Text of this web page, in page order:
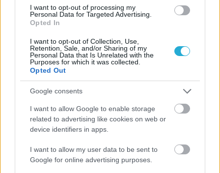
I want to opt-out of processing my
Personal Data for Targeted Advertising.
Opted In
I want to opt-out of Collection, Use,
Retention, Sale, and/or Sharing of my
Personal Data that Is Unrelated with the
Purposes for which it was collected.
Opted Out
Google consents
I want to allow Google to enable storage
related to advertising like cookies on web or
device identifiers in apps.
I want to allow my user data to be sent to
Google for online advertising purposes.